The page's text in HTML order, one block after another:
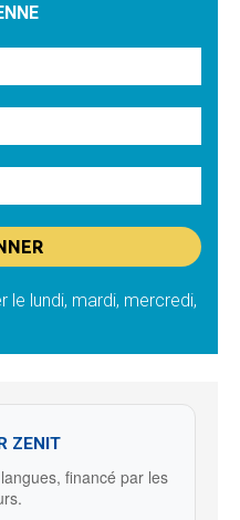
le lundi, mardi, mercredi,
ZENIT
financé par les